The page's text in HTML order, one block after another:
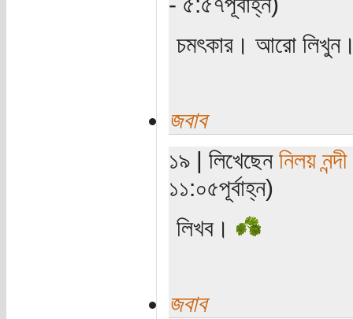
চমৎকার। আরো
জবাব
১৯ | লিখেছেন নিলয় নন্দী
১১:০৫পূর্বাহ্ন)
লিখব।
জবাব